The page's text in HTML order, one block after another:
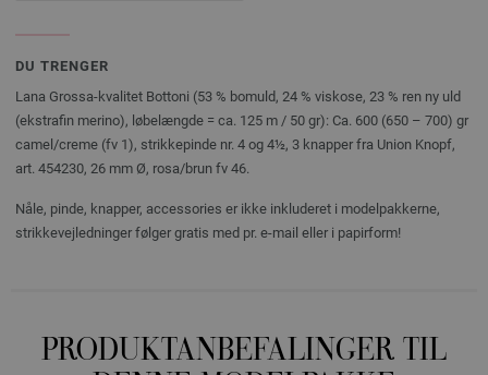
DU TRENGER
Lana Grossa-kvalitet Bottoni (53 % bomuld, 24 % viskose, 23 % ren ny uld
(ekstrafin merino), løbelængde = ca. 125 m / 50 gr): Ca. 600 (650 – 700) gr
camel/creme (fv 1), strikkepinde nr. 4 og 4½, 3 knapper fra Union Knopf,
art. 454230, 26 mm Ø, rosa/brun fv 46.
Nåle, pinde, knapper, accessories er ikke inkluderet i modelpakkerne,
strikkevejledninger følger gratis med pr. e-mail eller i papirform!
PRODUKTANBEFALINGER TIL